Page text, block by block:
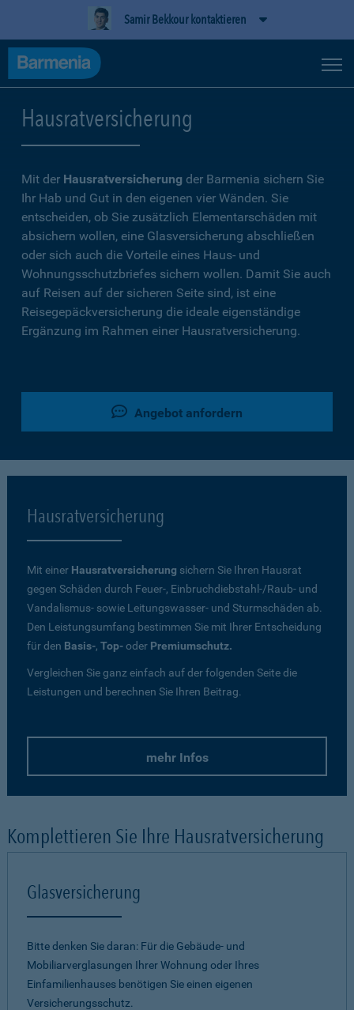
Samir Bekkour kontaktieren
Hausratversicherung
Mit der Hausratversicherung der Barmenia sichern Sie
Ihr Hab und Gut in den eigenen vier Wänden. Sie
entscheiden, ob Sie zusätzlich Elementarschäden mit
absichern wollen, eine Glasversicherung abschließen
oder sich auch die Vorteile eines Haus- und
Wohnungsschutzbriefes sichern wollen. Damit Sie auch
auf Reisen auf der sicheren Seite sind, ist eine
Reisegepäckversicherung die ideale eigenständige
Ergänzung im Rahmen einer Hausratversicherung.
Angebot anfordern
Hausratversicherung
Mit einer Hausratversicherung sichern Sie Ihren Hausrat
gegen Schäden durch Feuer-, Einbruchdiebstahl-/Raub- und
Vandalismus- sowie Leitungswasser- und Sturmschäden ab.
Den Leistungsumfang bestimmen Sie mit Ihrer Entscheidung
für den Basis-, Top-oder Premiumschutz.
Vergleichen Sie ganz einfach auf der folgenden Seite die
Leistungen und berechnen Sie Ihren Beitrag.
mehr Infos
Komplettieren Sie Ihre Hausratversicherung
Glasversicherung
Bitte denken Sie daran: Für die Gebäude- und
Mobiliarverglasungen Ihrer Wohnung oder Ihres
Einfamilienhauses benötigen Sie einen eigenen
Versicherungsschutz.